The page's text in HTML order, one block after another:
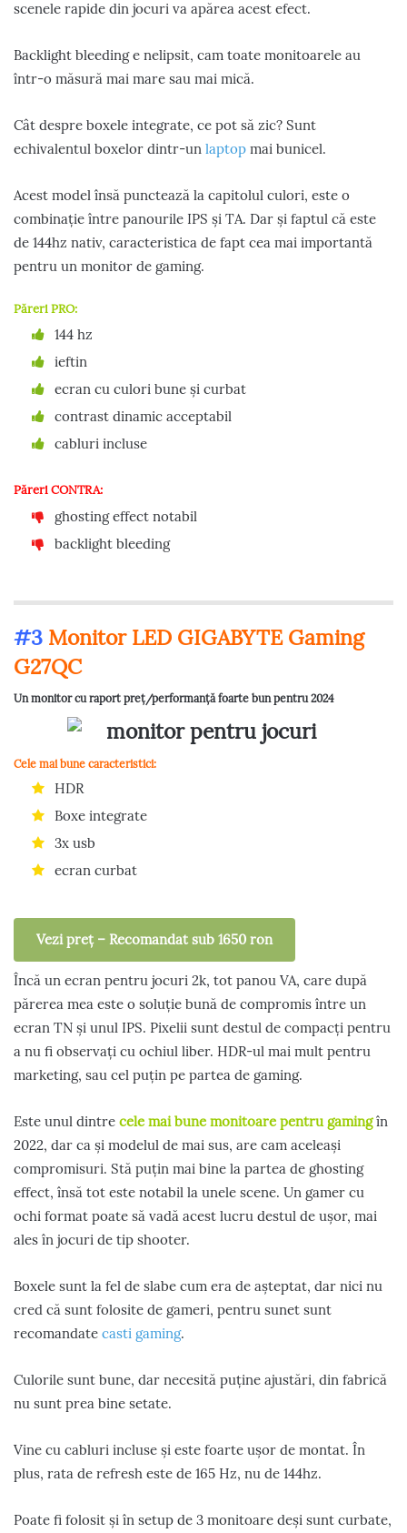
scenele rapide din jocuri va apărea acest efect.
Backlight bleeding e nelipsit, cam toate monitoarele au
într-o măsură mai mare sau mai mică.
Cât despre boxele integrate, ce pot să zic? Sunt
echivalentul boxelor dintr-un laptop mai bunicel.
Acest model însă punctează la capitolul culori, este o
combinație între panourile IPS și TA. Dar și faptul că este
de 144hz nativ, caracteristica de fapt cea mai importantă
pentru un monitor de gaming.
Păreri PRO:
144 hz
ieftin
ecran cu culori bune și curbat
contrast dinamic acceptabil
cabluri incluse
Păreri CONTRA:
ghosting effect notabil
backlight bleeding
#3 Monitor LED GIGABYTE Gaming
G27QC
Un monitor cu raport preț/performanță foarte bun pentru 2024
Cele mai bune caracteristici:
HDR
Boxe integrate
3x usb
ecran curbat
Vezi preț – Recomandat sub 1650 ron
Încă un ecran pentru jocuri 2k, tot panou VA, care după
părerea mea este o soluție bună de compromis între un
ecran TN și unul IPS. Pixelii sunt destul de compacți pentru
a nu fi observați cu ochiul liber. HDR-ul mai mult pentru
marketing, sau cel puțin pe partea de gaming.
Este unul dintre cele mai bune monitoare pentru gamingîn
2022, dar ca și modelul de mai sus, are cam aceleași
compromisuri. Stă puțin mai bine la partea de ghosting
effect, însă tot este notabil la unele scene. Un gamer cu
ochi format poate să vadă acest lucru destul de ușor, mai
ales în jocuri de tip shooter.
Boxele sunt la fel de slabe cum era de așteptat, dar nici nu
cred că sunt folosite de gameri, pentru sunet sunt
recomandate casti gaming.
Culorile sunt bune, dar necesită puține ajustări, din fabrică
nu sunt prea bine setate.
Vine cu cabluri incluse și este foarte ușor de montat. În
plus, rata de refresh este de 165 Hz, nu de 144hz.
Poate fi folosit și în setup de 3 monitoare deși sunt curbate,